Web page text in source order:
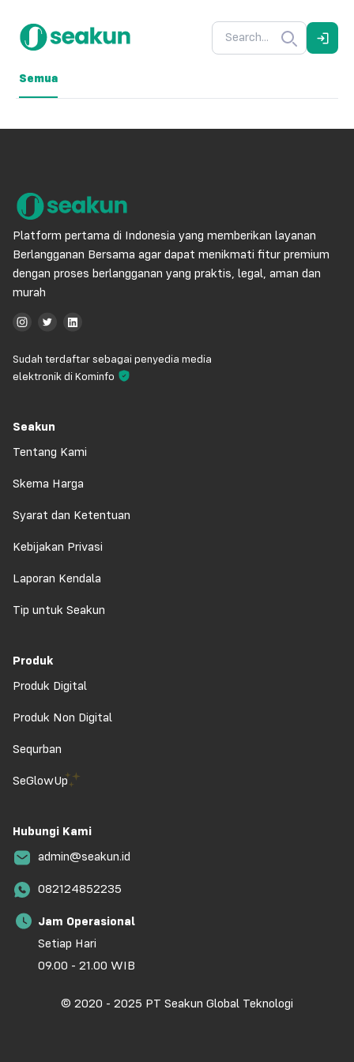
Semua
Platform pertama di Indonesia yang memberikan layanan
Berlangganan Bersama agar dapat menikmati fitur premium
dengan proses berlangganan yang praktis, legal, aman dan
murah
Sudah terdaftar sebagai penyedia media
elektronik di Kominfo
Seakun
Tentang Kami
Skema Harga
Syarat dan Ketentuan
Kebijakan Privasi
Laporan Kendala
Tip untuk Seakun
Produk
Produk Digital
Produk Non Digital
Sequrban
SeGlowUp
Hubungi Kami
admin@seakun.id
082124852235
Jam Operasional
Setiap Hari
09.00 - 21.00 WIB
© 2020 - 2025 PT Seakun Global Teknologi